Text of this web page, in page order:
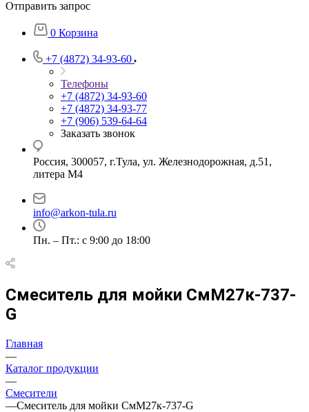
Отправить запрос
0 Корзина
+7 (4872) 34-93-60
Телефоны
+7 (4872) 34-93-60
+7 (4872) 34-93-77
+7 (906) 539-64-64
Заказать звонок
Россия, 300057, г.Тула, ул. Железнодорожная, д.51,
литера М4
info@arkon-tula.ru
Пн. – Пт.: с 9:00 до 18:00
Смеситель для мойки СмМ27к-737-
G
Главная
—
Каталог продукции
—
Смесители
—Смеситель для мойки СмМ27к-737-G